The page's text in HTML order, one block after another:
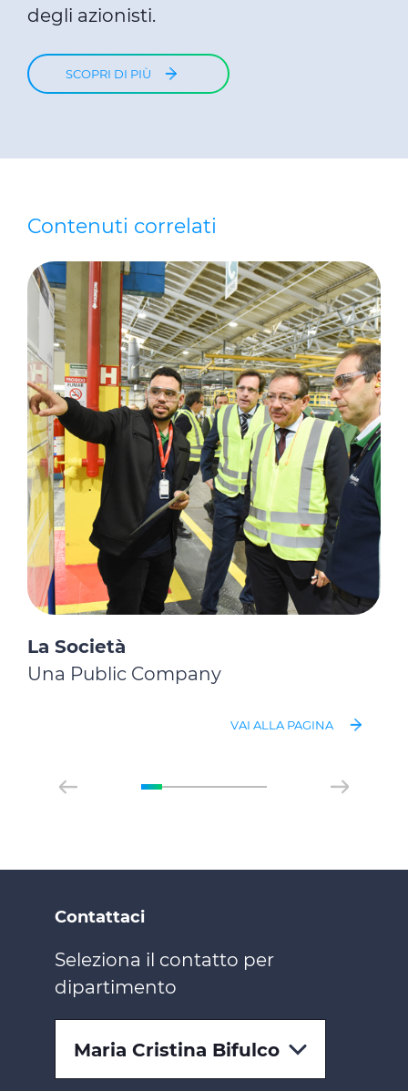
degli azionisti.
SCOPRI DI PIÙ
Contenuti correlati
La Società
Una Public Company
VAI ALLA PAGINA
Contattaci
Seleziona il contatto per
dipartimento
Maria Cristina Bifulco